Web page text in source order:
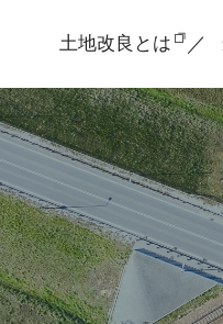
土地改良とは